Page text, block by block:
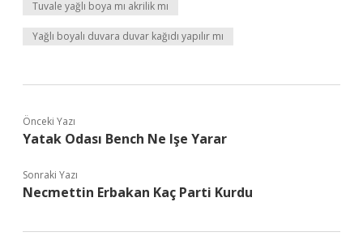
Tuvale yağlı boya mı akrilik mı
Yağlı boyalı duvara duvar kağıdı yapılır mı
Önceki Yazı
Yatak Odası Bench Ne Işe Yarar
Sonraki Yazı
Necmettin Erbakan Kaç Parti Kurdu